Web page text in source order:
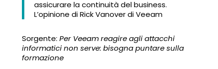
assicurare la continuità del business.
L’opinione di Rick Vanover di Veeam
Sorgente: Per Veeam reagire agli attacchi
informatici non serve: bisogna puntare sulla
formazione